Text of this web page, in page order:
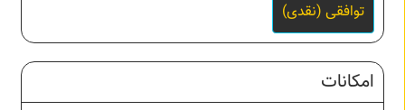
توافقی (نقدی)
امکانات